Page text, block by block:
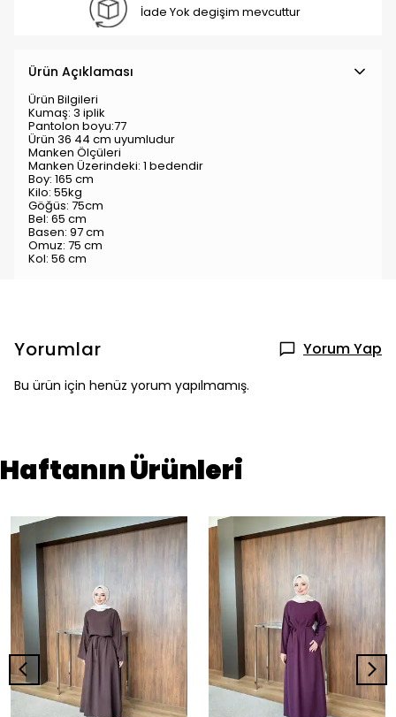
İade Yok degişim mevcuttur
Ürün Açıklaması
Ürün Bilgileri
Kumaş: 3 iplik
Pantolon boyu:77
Ürün 36 44 cm uyumludur
Manken Ölçüleri
Manken Üzerindeki: 1 bedendir
Boy: 165 cm
Kilo: 55kg
Göğüs: 75cm
Bel: 65 cm
Basen: 97 cm
Omuz: 75 cm
Kol: 56 cm
Yorumlar Yorum Yap
Bu ürün için henüz yorum yapılmamış.
Haftanın Ürünleri